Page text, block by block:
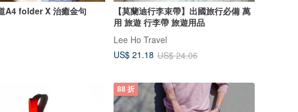
A4 folder X 治癒金句
【莫蘭迪行李束帶】出國旅行必備 萬
用 旅遊 行李帶 旅遊用品
Lee Ho Travel
US$ 21.18 US$ 24.06
88 折